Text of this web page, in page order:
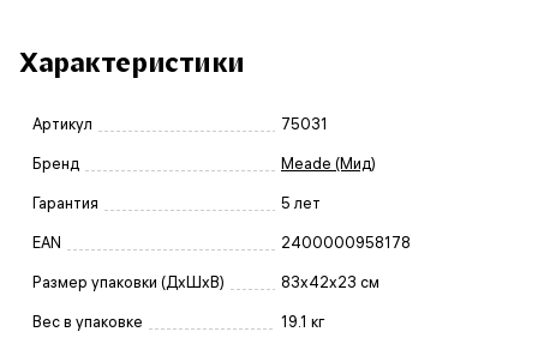
Характеристики
Артикул 75031
Бренд Meade (Мид)
Гарантия 5 лет
EAN 2400000958178
Размер упаковки (ДxШxВ) 83x42x23 см
Вес в упаковке 19.1 кг